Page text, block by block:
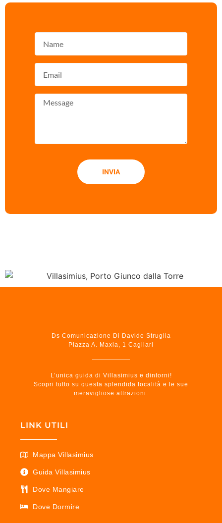
INVIA
Ds Comunicazione Di Davide Struglia
Piazza A. Maxia, 1 Cagliari
L’unica guida di Villasimius e dintorni!
Scopri tutto su questa splendida località e le sue
meravigliose attrazioni.
LINK UTILI
Mappa Villasimius
Guida Villasimius
Dove Mangiare
Dove Dormire